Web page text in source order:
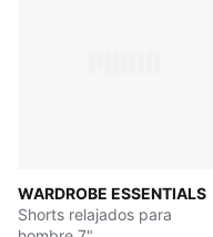
WARDROBE ESSENTIALS
Shorts relajados para